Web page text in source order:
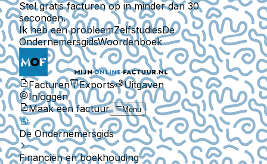
Stel gratis facturen op in minder dan 30
seconden.
Ik heb een probleemZelfstudiesDe
OndernemersgidsWoordenboek
Facturen Exports
Uitgaven
Inloggen
Maak een factuur
Menu
De Ondernemersgids
Financiën en boekhouding